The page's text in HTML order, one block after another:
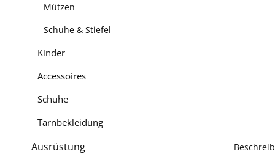
Mützen
Schuhe & Stiefel
Kinder
Accessoires
Schuhe
Tarnbekleidung
Ausrüstung